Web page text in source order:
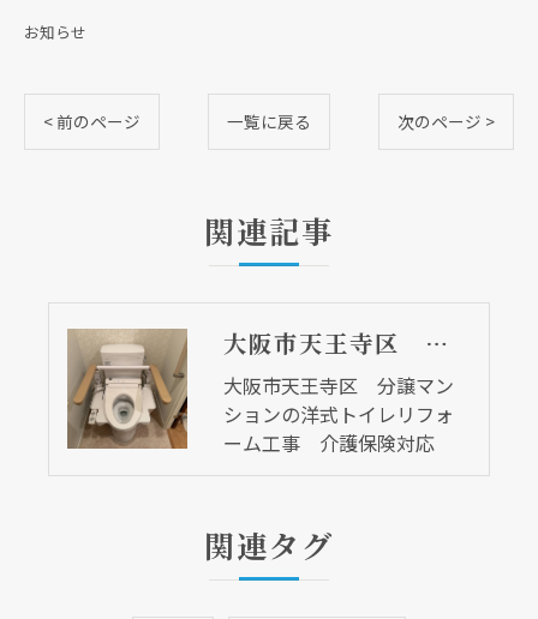
お知らせ
< 前のページ 一覧に戻る 次のページ >
関連記事
大阪市天王寺区 分譲マンションの洋式トイレリフォーム工事 介護保険対応
大阪市天王寺区 分譲マン
ションの洋式トイレリフォ
ーム工事 介護保険対応
関連タグ